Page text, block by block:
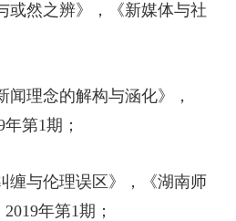
或然之辨》，《新媒体与社
闻理念的解构与涵化》，
年第1期；
缠与伦理误区》，《湖南师
2019年第1期；